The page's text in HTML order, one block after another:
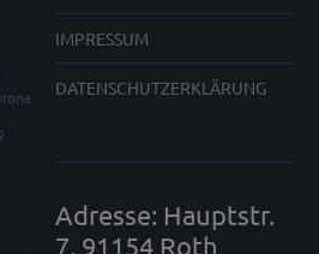
IMPRESSUM
DATENSCHUTZERKLÄRUNG
Adresse: Hauptstr.
7, 91154 Roth